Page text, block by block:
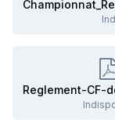
Reglement-CF-